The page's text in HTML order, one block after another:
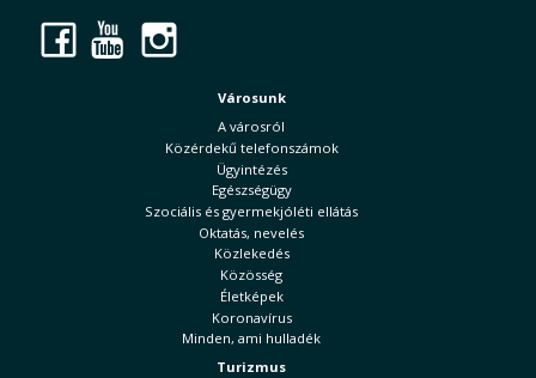
Facebook
YouTube
Városunk
A városról
Közérdekű telefonszámok
Ügyintézés
Egészségügy
Szociális és gyermekjóléti ellátás
Oktatás, nevelés
Közlekedés
Közösség
Életképek
Koronavírus
Minden, ami hulladék
Turizmus